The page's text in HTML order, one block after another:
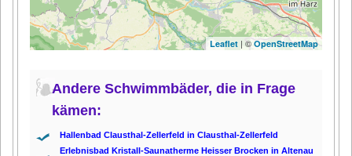
Leaflet| ©OpenStreetMap
Andere Schwimmbäder, die in Frage
kämen:
Hallenbad Clausthal-Zellerfeld in Clausthal-Zellerfeld
Erlebnisbad Kristall-Saunatherme Heisser Brocken in Altenau